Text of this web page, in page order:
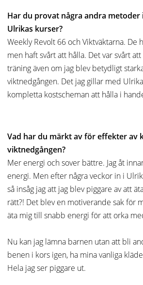
Har du provat några andra
Ulrikas kurser?
Weekly Revolt 66 och Viktväktarna. De
men haft svårt att hålla. Det var svårt
träning även om jag blev betydligt
viktnedgången. Det jag gillar med
kompletta kostscheman att hålla i
Vad har du märkt av för effekter av
viktnedgången?
Mer energi och sover bättre. Jag åt
energi. Men efter några veckor in i
så insåg jag att jag blev piggare av att
rätt?! Det blev en motiverande sak för
äta mig till snabb energi för att orka
Nu kan jag lämna barnen utan att bli
benen i kors igen, ha mina vanliga
Hela jag ser piggare ut.